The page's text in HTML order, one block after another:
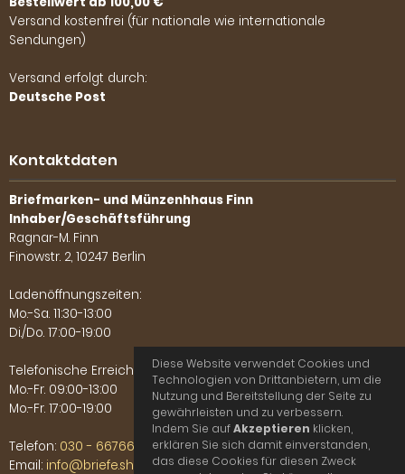
Versand kostenfrei (für nationale wie internationale
Sendungen)
Versand erfolgt durch:
Deutsche Post
Kontaktdaten
Briefmarken- und Münzenhhaus Finn
Inhaber/Geschäftsführung
Ragnar-M. Finn
Finowstr. 2, 10247 Berlin
Ladenöffnungszeiten:
Mo.-Sa. 11:30-13:00
Di./Do. 17:00-19:00
Telefonische Erreichbarkeit:
Mo.-Fr. 09:00-13:00
Mo.-Fr. 17:00-19:00
Telefon: 030 - 66766702
Email: info@briefe.shop
Diese Website verwendet Cookies und
Technologien von Drittanbietern, um die
Nutzung und Bereitstellung der Seite zu
gewährleisten und zu verbessern.
Indem Sie aufAkzeptieren klicken,
erklären Sie sich damit einverstanden,
das diese Cookies für diesen Zweck